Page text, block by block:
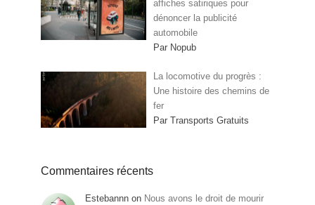
affiches satiriques pour
dénoncer la publicité
automobile
Par Nopub
La locomotive du progrès :
Une histoire des chemins de
fer
Par Transports Gratuits
Commentaires récents
Estebannn on Nous avons le droit de mourir